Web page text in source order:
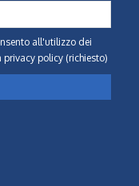
all'utilizzo dei
privacy policy (richiesto)